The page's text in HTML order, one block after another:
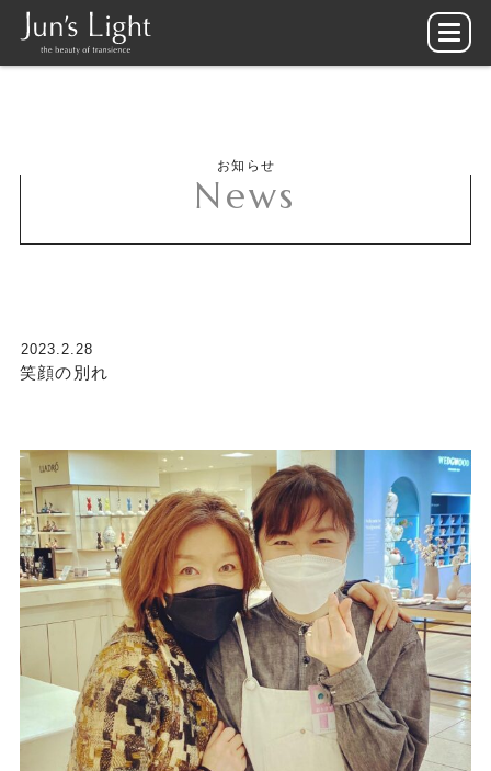
お知らせ
News
2023.2.28
笑顔の別れ